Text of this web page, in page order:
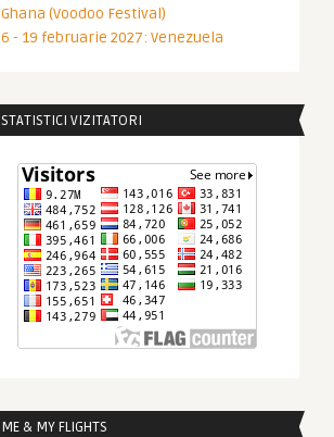
Ghana (Voodoo Festival)
6 - 19 februarie 2027: Venezuela
STATISTICI VIZITATORI
ME & MY FLIGHTS